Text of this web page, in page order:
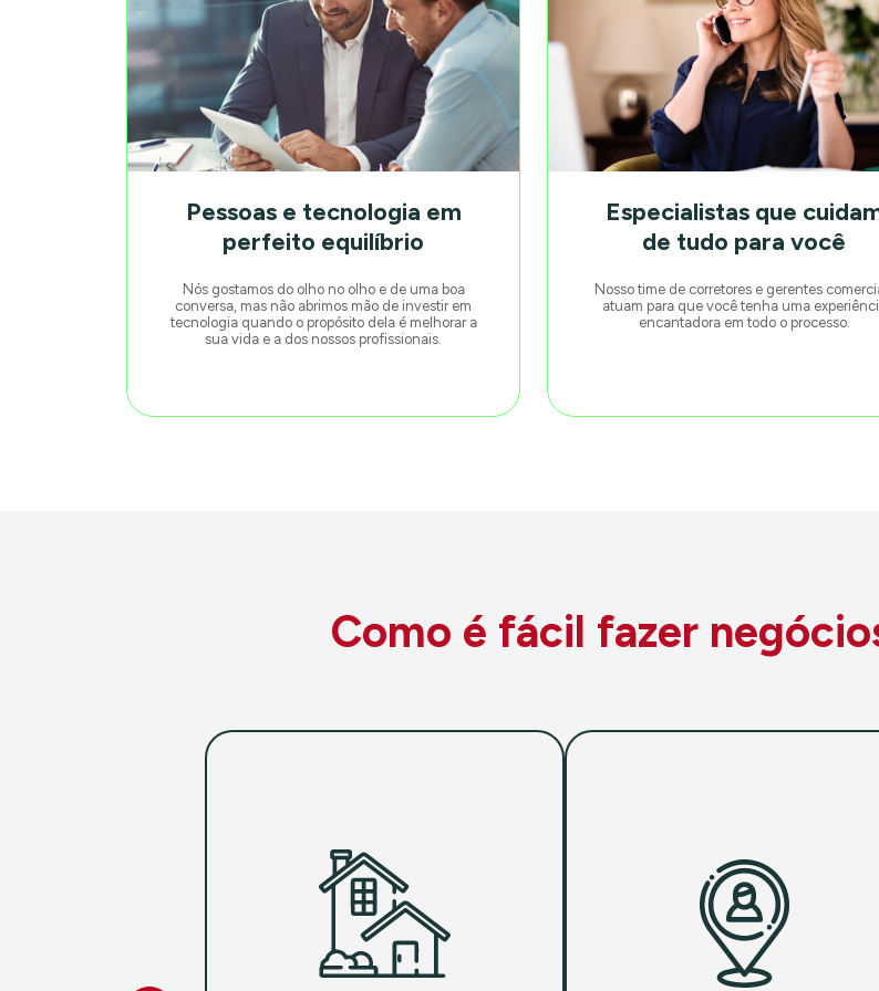
Pessoas e tecnologia em
perfeito equilíbrio
Nós gostamos do olho no olho e de uma boa
conversa, mas não abrimos mão de investir em
tecnologia quando o propósito dela é melhorar a
sua vida e a dos nossos profissionais.
Especialistas que
de tudo para você
Nosso time de corretores e gerentes
atuam para que você tenha uma
encantadora em todo o processo.
Como é fácil fazer